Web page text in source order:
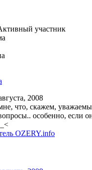
2008
что, скажем,
особенно, если